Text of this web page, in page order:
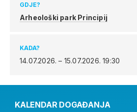
GDJE?
Arheološki park Principij
KADA?
14.07.2026. – 15.07.2026. 19:30
KALENDAR DOGAĐANJA